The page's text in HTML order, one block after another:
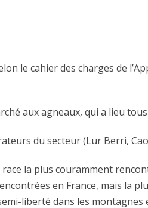
le cahier des charges de
aux agneaux, qui a lieu
du secteur (Lur Berri,
race la plus couramment
en France, mais la
liberté dans les montagnes